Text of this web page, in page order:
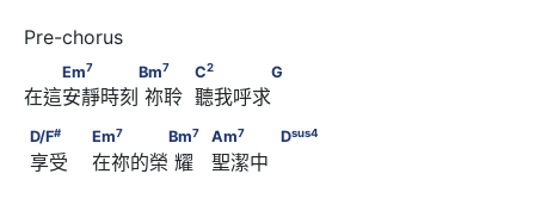
Em7 Bm7 C
Em7 Bm7 C2 G
在這安靜時刻 祢聆  聽我呼求
D/F# Em7
Am7 D
D/F# Em7 Bm7 Am7 Dsus4
享受    在祢的榮 耀   聖潔中